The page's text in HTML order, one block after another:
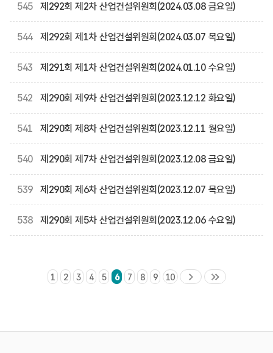
545 제292회 제2차 산업건설위원회(2024.03.08 금요일)
544 제292회 제1차 산업건설위원회(2024.03.07 목요일)
543 제291회 제1차 산업건설위원회(2024.01.10 수요일)
542 제290회 제9차 산업건설위원회(2023.12.12 화요일)
541 제290회 제8차 산업건설위원회(2023.12.11 월요일)
540 제290회 제7차 산업건설위원회(2023.12.08 금요일)
539 제290회 제6차 산업건설위원회(2023.12.07 목요일)
538 제290회 제5차 산업건설위원회(2023.12.06 수요일)
1 2 3 4 5 6 7 8 9 10